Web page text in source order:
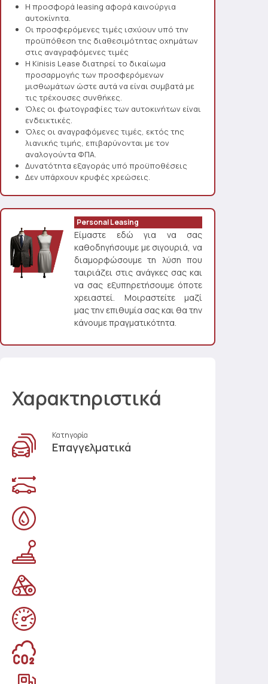
Η προσφορά leasing αφορά καινούργια
αυτοκίνητα.
Οι προσφερόμενες τιμές ισχύουν υπό την
προϋπόθεση της διαθεσιμότητας οχημάτων
στις αναγραφόμενες τιμές
Η Kinisis Lease διατηρεί το δικαίωμα
προσαρμογής των προσφερόμενων
μισθωμάτων ώστε αυτά να είναι συμβατά με
τις τρέχουσες συνθήκες.
Όλες οι φωτογραφίες των αυτοκινήτων είναι
ενδεικτικές.
Όλες οι αναγραφόμενες τιμές, εκτός της
λιανικής τιμής, επιβαρύνονται με τον
αναλογούντα ΦΠΑ.
Δυνατότητα εξαγοράς υπό προϋποθέσεις
Δεν υπάρχουν κρυφές χρεώσεις.
Personal Leasing
Είμαστε εδώ για να σας
καθοδηγήσουμε με σιγουριά, να
διαμορφώσουμε τη λύση που
ταιριάζει στις ανάγκες σας και
να σας εξυπηρετήσουμε όποτε
χρειαστεί. Μοιραστείτε μαζί
μας την επιθυμία σας και θα την
κάνουμε πραγματικότητα.
Χαρακτηριστικά
Κατηγορία
Επαγγελματικά